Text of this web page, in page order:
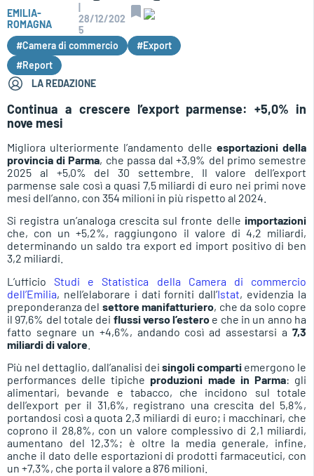
EMILIA-
ROMAGNA
28/12/202
5
#Camera di commercio
#Export
#Report
LA REDAZIONE
Continua a crescere l’export parmense: +5,0% in
nove mesi
Migliora ulteriormente l’andamento delle esportazioni della
provincia di Parma, che passa dal +3,9% del primo semestre
2025 al +5,0% del 30 settembre. Il valore dell’export
parmense sale così a quasi 7,5 miliardi di euro nei primi nove
mesi dell’anno, con 354 milioni in più rispetto al 2024.
Si registra un’analoga crescita sul fronte delle importazioni
che, con un +5,2%, raggiungono il valore di 4,2 miliardi,
determinando un saldo tra export ed import positivo di ben
3,2 miliardi.
L’ufficioStudi e Statistica della Camera di commercio
dell’Emilia, nell’elaborare i dati forniti dall’Istat, evidenzia la
preponderanza del settore manifatturiero, che da solo copre
il 97,6% del totale dei flussi verso l’estero e che in un anno ha
fatto segnare un +4,6%, andando così ad assestarsi a 7,3
miliardi di valore
Più nel dettaglio, dall’analisi dei singoli comparti emergono le
performances delle tipicheproduzioni made in Parma: gli
alimentari, bevande e tabacco, che incidono sul totale
dell’export per il 31,6%, registrano una crescita del 5,8%,
portandosi così a quota 2,3 miliardi di euro; i macchinari, che
coprono il 28,8%, con un valore complessivo di 2,1 miliardi,
aumentano del 12,3%; è oltre la media generale, infine,
anche il dato delle esportazioni di prodotti farmaceutici, con
un +7,3%, che porta il valore a 876 milioni.